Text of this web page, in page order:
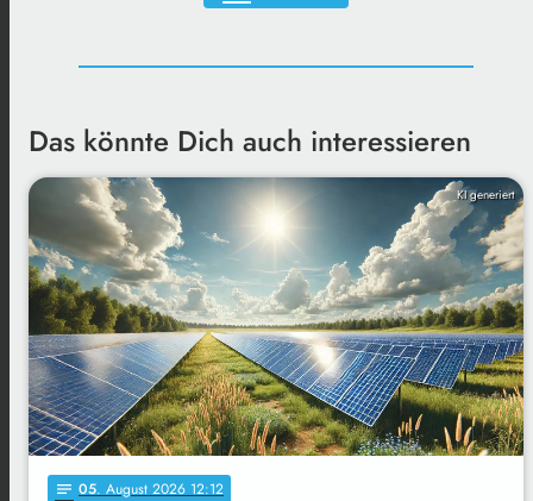
Das könnte Dich auch interessieren
KI generiert
notes 05. August 2026 12:12